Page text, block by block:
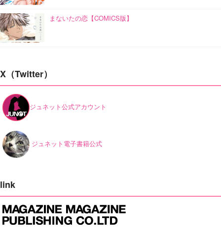
まないたの恋【COMICS版】
X（Twitter）
ジュネット公式アカウント
ジュネット電子書籍公式
link